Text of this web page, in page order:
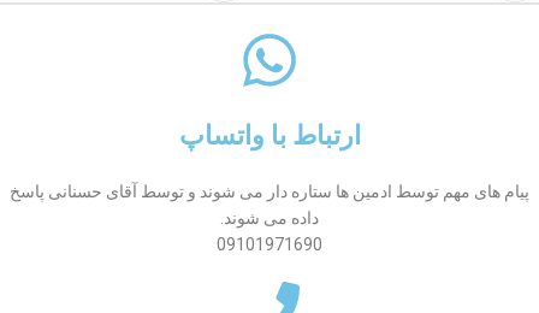
ارتباط با واتساپ
پیام های مهم توسط ادمین ها ستاره دار می شوند و توسط آقای حسنانی پاسخ
داده می شوند.
09101971690